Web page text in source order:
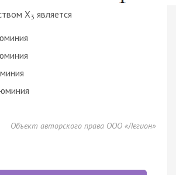
Х3 является
Объект авторского права ООО «Легион»